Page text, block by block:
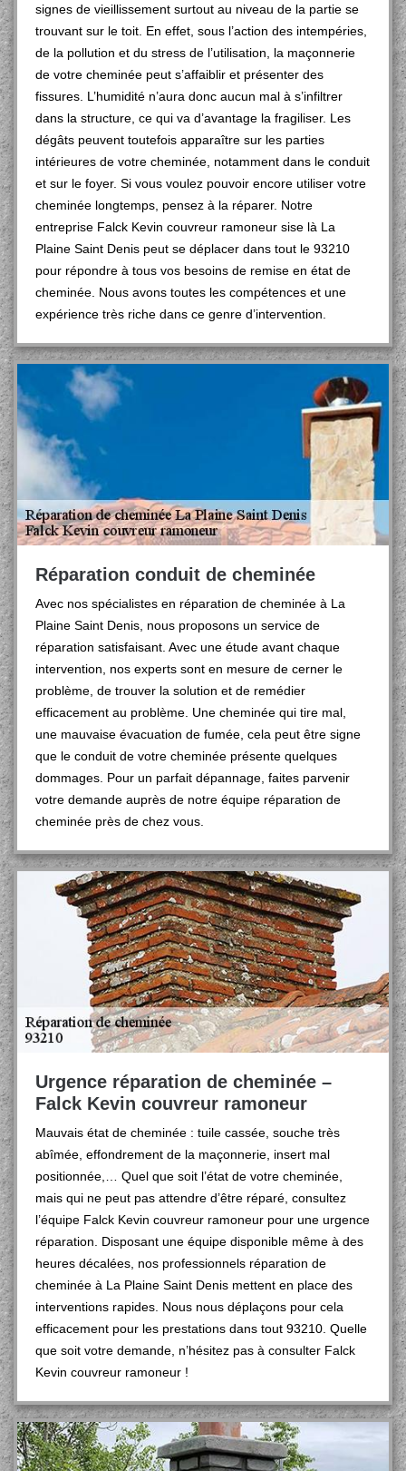
signes de vieillissement surtout au niveau de la partie se
trouvant sur le toit. En effet, sous l’action des intempéries,
de la pollution et du stress de l’utilisation, la maçonnerie
de votre cheminée peut s’affaiblir et présenter des
fissures. L’humidité n’aura donc aucun mal à s’infiltrer
dans la structure, ce qui va d’avantage la fragiliser. Les
dégâts peuvent toutefois apparaître sur les parties
intérieures de votre cheminée, notamment dans le conduit
et sur le foyer. Si vous voulez pouvoir encore utiliser votre
cheminée longtemps, pensez à la réparer. Notre
entreprise Falck Kevin couvreur ramoneur sise là La
Plaine Saint Denis peut se déplacer dans tout le 93210
pour répondre à tous vos besoins de remise en état de
cheminée. Nous avons toutes les compétences et une
expérience très riche dans ce genre d’intervention.
Réparation conduit de cheminée
Avec nos spécialistes en réparation de cheminée à La
Plaine Saint Denis, nous proposons un service de
réparation satisfaisant. Avec une étude avant chaque
intervention, nos experts sont en mesure de cerner le
problème, de trouver la solution et de remédier
efficacement au problème. Une cheminée qui tire mal,
une mauvaise évacuation de fumée, cela peut être signe
que le conduit de votre cheminée présente quelques
dommages. Pour un parfait dépannage, faites parvenir
votre demande auprès de notre équipe réparation de
cheminée près de chez vous.
Urgence réparation de cheminée –
Falck Kevin couvreur ramoneur
Mauvais état de cheminée : tuile cassée, souche très
abîmée, effondrement de la maçonnerie, insert mal
positionnée,… Quel que soit l’état de votre cheminée,
mais qui ne peut pas attendre d’être réparé, consultez
l’équipe Falck Kevin couvreur ramoneur pour une urgence
réparation. Disposant une équipe disponible même à des
heures décalées, nos professionnels réparation de
cheminée à La Plaine Saint Denis mettent en place des
interventions rapides. Nous nous déplaçons pour cela
efficacement pour les prestations dans tout 93210. Quelle
que soit votre demande, n’hésitez pas à consulter Falck
Kevin couvreur ramoneur !